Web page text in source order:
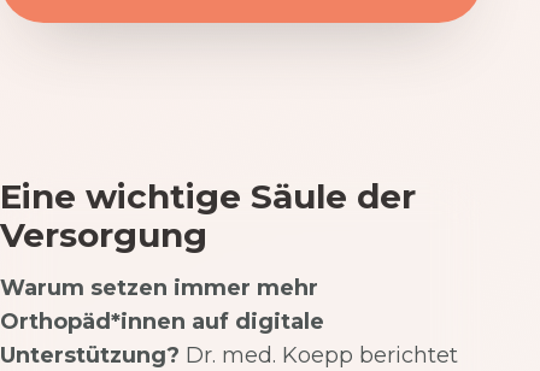
Eine wichtige Säule der
Versorgung
Warum setzen immer mehr
Orthopäd*innen auf digitale
Unterstützung? Dr. med. Koepp berichtet